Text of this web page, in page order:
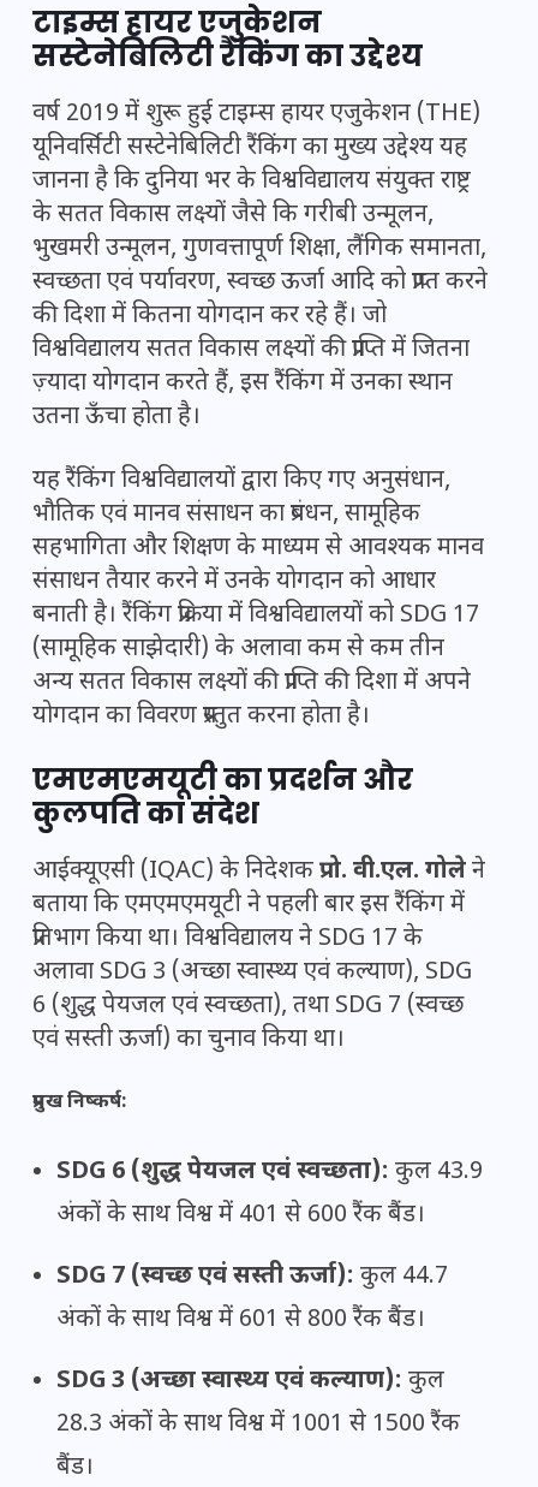
टाइम्स हायर एजुकेशन
सस्टेनेबिलिटी रैंकिंग का उद्देश्य
वर्ष 2019 में शुरू हुई टाइम्स हायर एजुकेशन (THE)
यूनिवर्सिटी सस्टेनेबिलिटी रैंकिंग का मुख्य उद्देश्य यह
जानना है कि दुनिया भर के विश्वविद्यालय संयुक्त राष्ट्र
के सतत विकास लक्ष्यों जैसे कि गरीबी उन्मूलन,
भुखमरी उन्मूलन, गुणवत्तापूर्ण शिक्षा, लैंगिक समानता,
स्वच्छता एवं पर्यावरण, स्वच्छ ऊर्जा आदि को प्राप्त करने
की दिशा में कितना योगदान कर रहे हैं। जो
विश्वविद्यालय सतत विकास लक्ष्यों की प्राप्ति में जितना
ज़्यादा योगदान करते हैं, इस रैंकिंग में उनका स्थान
उतना ऊँचा होता है।
यह रैंकिंग विश्वविद्यालयों द्वारा किए गए अनुसंधान,
भौतिक एवं मानव संसाधन का प्रबंधन, सामूहिक
सहभागिता और शिक्षण के माध्यम से आवश्यक मानव
संसाधन तैयार करने में उनके योगदान को आधार
बनाती है। रैंकिंग प्रक्रिया में विश्वविद्यालयों को SDG 17
(सामूहिक साझेदारी) के अलावा कम से कम तीन
अन्य सतत विकास लक्ष्यों की प्राप्ति की दिशा में अपने
योगदान का विवरण प्रस्तुत करना होता है।
एमएमएमयूटी का प्रदर्शन और
कुलपति का संदेश
आईक्यूएसी (IQAC) के निदेशकप्रो. वी.एल. गोलेने
बताया कि एमएमएमयूटी ने पहली बार इस रैंकिंग में
प्रतिभाग किया था। विश्वविद्यालय ने SDG 17 के
अलावा SDG 3 (अच्छा स्वास्थ्य एवं कल्याण), SDG
6 (शुद्ध पेयजल एवं स्वच्छता), तथा SDG 7 (स्वच्छ
एवं सस्ती ऊर्जा) का चुनाव किया था।
प्रमुख निष्कर्ष:
SDG 6 (शुद्ध पेयजल एवं स्वच्छता): कुल 43.9
अंकों के साथ विश्व में 401 से 600 रैंक बैंड।
SDG 7 (स्वच्छ एवं सस्ती ऊर्जा): कुल 44.7
अंकों के साथ विश्व में 601 से 800 रैंक बैंड।
SDG 3 (अच्छा स्वास्थ्य एवं कल्याण): कुल
28.3 अंकों के साथ विश्व में 1001 से 1500 रैंक
बैंड।